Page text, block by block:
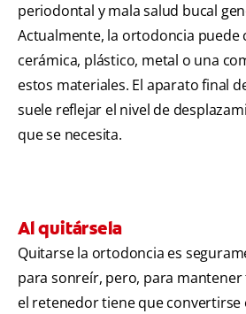
periodontal y mala salud bucal
Actualmente, la ortodoncia puede
cerámica, plástico, metal o una
estos materiales. El aparato final
suele reflejar el nivel de
que se necesita.
Al quitársela
Quitarse la ortodoncia es
para sonreír, pero, para
el retenedor tiene que convertirse